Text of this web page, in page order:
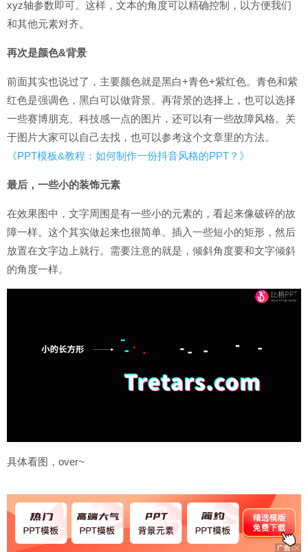
xyz轴参数即可。这样，文本的角度可以精确控制，以方便我们
和其他元素对齐。
再次是颜色&背景
前面其实也说过了，主要颜色就是黑白+青色+紫红色。青色和紫
红色是强调色，黑白可以做背景。再背景的选择上，也可以选择
一些赛博朋克、科技感一点的图片，还可以有一些故障风格。关
于图片大家可以自己去找，也可以参考这个文章里的方法。
《PPT模板&教程：如何制作一份抖音风格的PPT？》
最后，一些小的装饰元素
在效果图中，文字周围是有一些小的元素的，看起来像破碎的故
障一样。这个其实做起来也很简单。插入一些短小的矩形，然后
放置在文字边上就行。需要注意的就是，倾斜角度要和文字倾斜
的角度一样。
具体看图，over~